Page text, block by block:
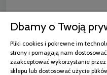
Dbamy o Twoją
Pliki cookies i pokrewne im
strony i pomagają nam
zaakceptować wykorzystanie
sklepu lub dostosować użycie